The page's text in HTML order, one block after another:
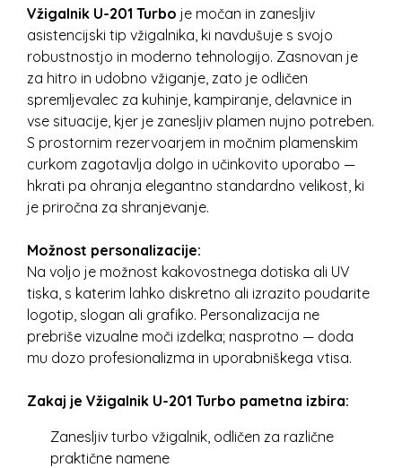
Vžigalnik U-201 Turbo je močan in zanesljiv
asistencijski tip vžigalnika, ki navdušuje s svojo
robustnostjo in moderno tehnologijo. Zasnovan je
za hitro in udobno vžiganje, zato je odličen
spremljevalec za kuhinje, kampiranje, delavnice in
vse situacije, kjer je zanesljiv plamen nujno potreben.
S prostornim rezervoarjem in močnim plamenskim
curkom zagotavlja dolgo in učinkovito uporabo —
hkrati pa ohranja elegantno standardno velikost, ki
je priročna za shranjevanje.
Možnost personalizacije:
Na voljo je možnost kakovostnega dotiska ali UV
tiska, s katerim lahko diskretno ali izrazito poudarite
logotip, slogan ali grafiko. Personalizacija ne
prebriše vizualne moči izdelka; nasprotno — doda
mu dozo profesionalizma in uporabniškega vtisa.
Zakaj je Vžigalnik U-201 Turbo pametna izbira:
Zanesljiv turbo vžigalnik, odličen za različne
praktične namene